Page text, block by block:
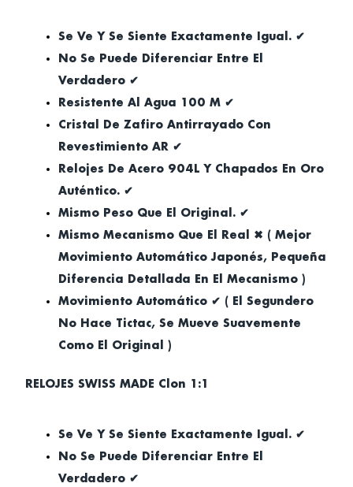
Se Ve Y Se Siente Exactamente Igual. ✔
No Se Puede Diferenciar Entre El
Verdadero ✔
Resistente Al Agua 100 M ✔
Cristal De Zafiro Antirrayado Con
Revestimiento AR ✔
Relojes De Acero 904L Y Chapados En Oro
Auténtico. ✔
Mismo Peso Que El Original. ✔
Mismo Mecanismo Que El Real ✖ ( Mejor
Movimiento Automático Japonés, Pequeña
Diferencia Detallada En El Mecanismo )
Movimiento Automático ✔ ( El Segundero
No Hace Tictac, Se Mueve Suavemente
Como El Original )
RELOJES SWISS MADE Clon 1:1
Se Ve Y Se Siente Exactamente Igual. ✔
No Se Puede Diferenciar Entre El
Verdadero ✔